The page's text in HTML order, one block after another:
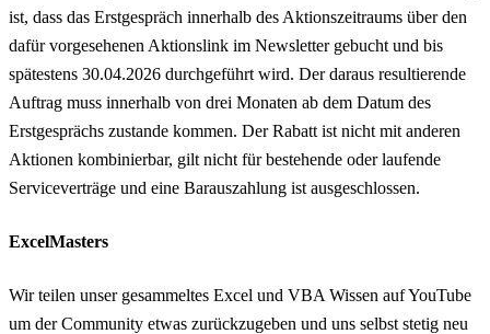
ist, dass das Erstgespräch innerhalb des Aktionszeitraums über den
dafür vorgesehenen Aktionslink im Newsletter gebucht und bis
spätestens 30.04.2026 durchgeführt wird. Der daraus resultierende
Auftrag muss innerhalb von drei Monaten ab dem Datum des
Erstgesprächs zustande kommen. Der Rabatt ist nicht mit anderen
Aktionen kombinierbar, gilt nicht für bestehende oder laufende
Serviceverträge und eine Barauszahlung ist ausgeschlossen.
ExcelMasters
Wir teilen unser gesammeltes Excel und VBA Wissen auf YouTube
um der Community etwas zurückzugeben und uns selbst stetig neu